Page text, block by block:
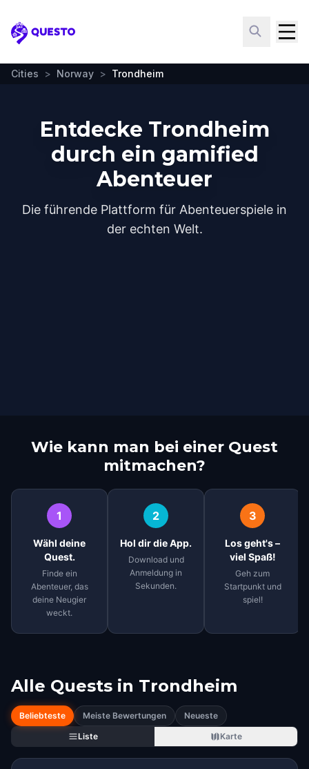
Questo
Cities > Norway > Trondheim
Entdecke Trondheim
durch ein gamified
Abenteuer
Die führende Plattform für Abenteuerspiele in
der echten Welt.
Wie kann man bei einer Quest
mitmachen?
1
Wähl deine
Quest.
Finde ein
Abenteuer, das
deine Neugier
weckt.
2
Hol dir die App.
Download und
Anmeldung in
Sekunden.
3
Los geht's –
viel Spaß!
Geh zum
Startpunkt und
spiel!
Alle Quests in Trondheim
Beliebteste Meiste Bewertungen
Neueste
Liste
Karte